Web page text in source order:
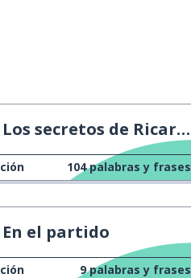
Los secretos de Ricardinho
104 palabras y frases
En el partido
9 palabras y frases